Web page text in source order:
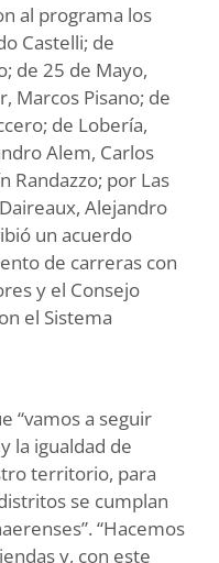
al programa los
Castelli; de
de 25 de Mayo,
Marcos Pisano; de
de Lobería,
Alem, Carlos
Randazzo; por Las
Alejandro
un acuerdo
de carreras con
y el Consejo
el Sistema
“vamos a seguir
la igualdad de
territorio, para
se cumplan
“Hacemos
y, con este